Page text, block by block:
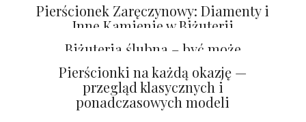
Pierścionek Zaręczynowy: Diamenty i
Inne Kamienie w Biżuterii
Zaręczynowej
Biżuteria ślubna – być może
najważniejsza w Twoim życiu
Pierścionki na każdą okazję —
przegląd klasycznych i
ponadczasowych modeli